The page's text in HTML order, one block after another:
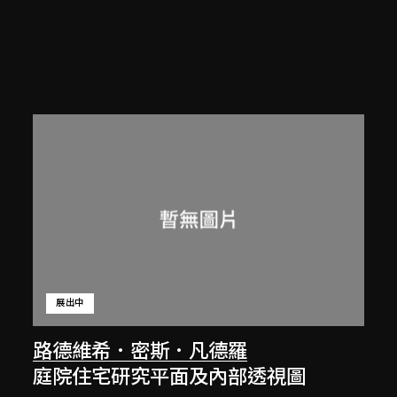
路德維希．密斯．凡德羅
展出中
庭院住宅研究平面及內部透視圖